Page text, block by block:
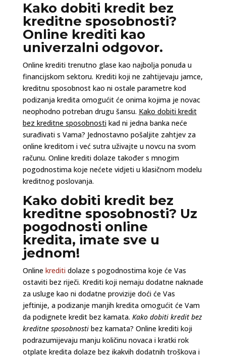
Kako dobiti kredit bez
kreditne sposobnosti?
Online krediti kao
univerzalni odgovor.
Online krediti trenutno glase kao najbolja ponuda u
financijskom sektoru. Krediti koji ne zahtijevaju jamce,
kreditnu sposobnost kao ni ostale parametre kod
podizanja kredita omogućit će onima kojima je novac
neophodno potreban drugu šansu. Kako dobiti kredit
bez kreditne sposobnostikad ni jedna banka neće
surađivati s Vama? Jednostavno pošaljite zahtjev za
online kreditom i već sutra uživajte u novcu na svom
računu. Online krediti dolaze također s mnogim
pogodnostima koje nećete vidjeti u klasičnom modelu
kreditnog poslovanja.
Kako dobiti kredit bez
kreditne sposobnosti? Uz
pogodnosti online
kredita, imate sve u
jednom!
Online kreditidolaze s pogodnostima koje će Vas
ostaviti bez riječi. Krediti koji nemaju dodatne naknade
za usluge kao ni dodatne provizije doći će Vas
jeftinije, a podizanje manjih kredita omogućit će Vam
da podignete kredit bez kamata. Kako dobiti kredit bez
kreditne sposobnostibez kamata? Online krediti koji
podrazumijevaju manju količinu novaca i kratki rok
otplate kredita dolaze bez ikakvih dodatnih troškova i